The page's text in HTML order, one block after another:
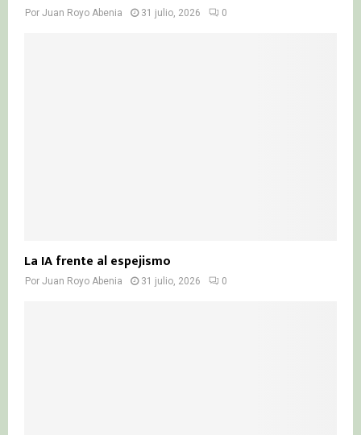
Por Juan Royo Abenia 31 julio, 2026 0
La IA frente al espejismo
Por Juan Royo Abenia 31 julio, 2026 0